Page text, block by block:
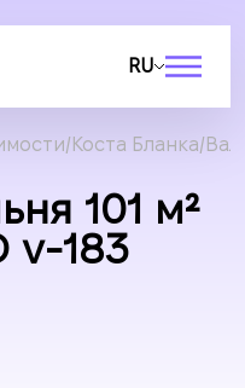
RU
Коста Бланка
101 м²
v-183